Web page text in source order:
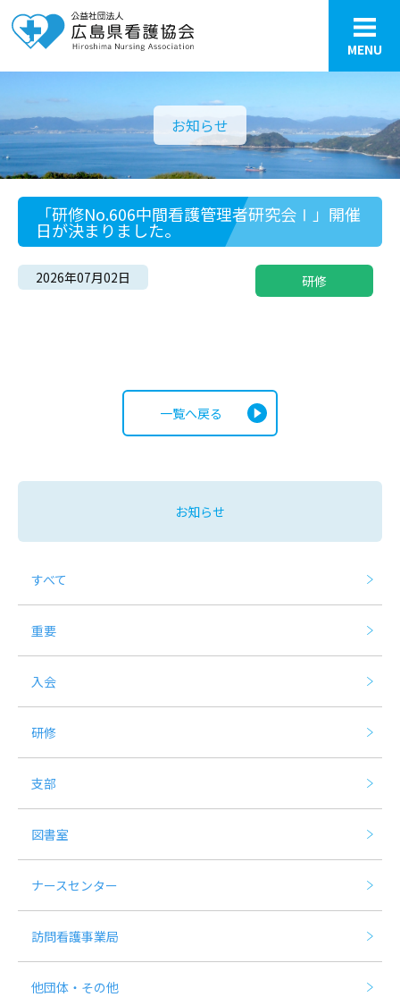
MENU
お知らせ
「研修No.606中間看護管理者研究会Ⅰ」開催
日が決まりました。
2026年07月02日 研修
一覧へ戻る
お知らせ
すべて
重要
入会
研修
支部
図書室
ナースセンター
訪問看護事業局
他団体・その他